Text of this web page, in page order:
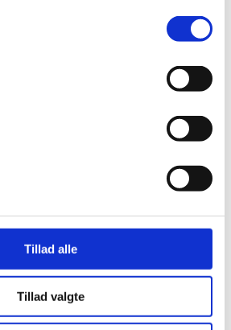
Tillad alle
Tillad valgtefra årets Danish